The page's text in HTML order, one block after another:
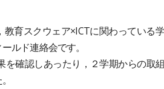
育スクウェア×ICTに関わっている
ルド連絡会です。
確認しあったり，２学期からの取